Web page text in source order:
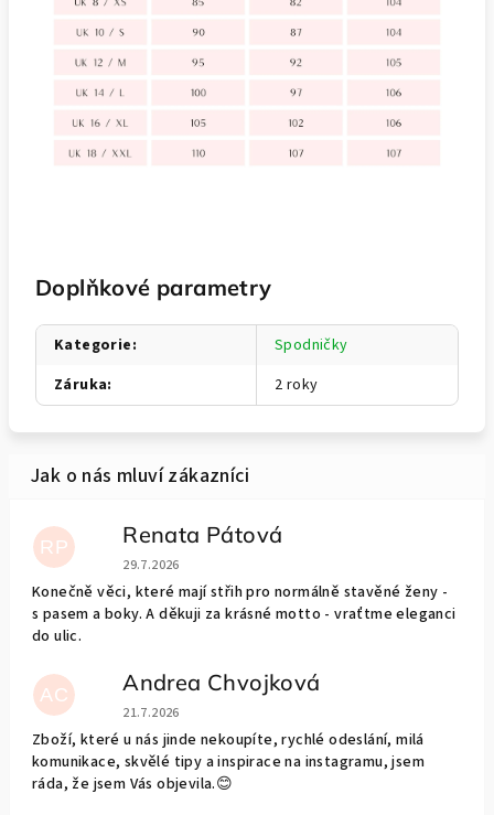
Doplňkové parametry
Kategorie:
Spodničky
Záruka: 2 roky
RP Renata Pátová
Hodnocení obchodu je 5 z 5 hvězdiček.
29.7.2026
Konečně věci, které mají střih pro normálně stavěné ženy -
s pasem a boky. A děkuji za krásné motto - vraťtme eleganci
do ulic.
AC Andrea Chvojková
Hodnocení obchodu je 5 z 5 hvězdiček.
21.7.2026
Zboží, které u nás jinde nekoupíte, rychlé odeslání, milá
komunikace, skvělé tipy a inspirace na instagramu, jsem
ráda, že jsem Vás objevila.😊